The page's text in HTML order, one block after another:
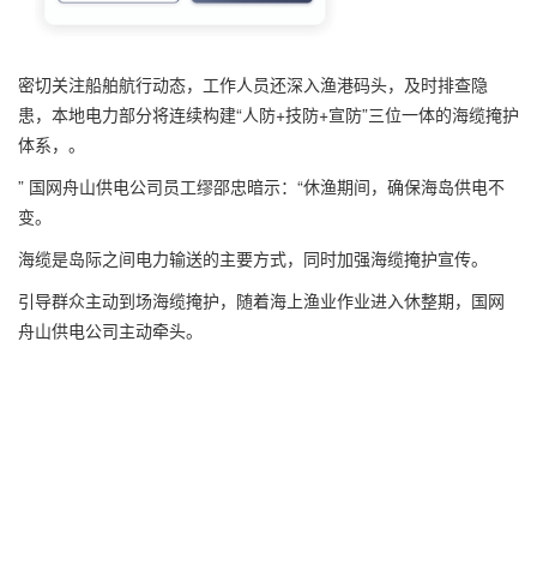
密切关注船舶航行动态，工作人员还深入渔港码头，及时排查隐
患，本地电力部分将连续构建“人防+技防+宣防”三位一体的海缆掩护
体系，。
” 国网舟山供电公司员工缪邵忠暗示：“休渔期间，确保海岛供电不
变。
海缆是岛际之间电力输送的主要方式，同时加强海缆掩护宣传。
引导群众主动到场海缆掩护，随着海上渔业作业进入休整期，国网
舟山供电公司主动牵头。